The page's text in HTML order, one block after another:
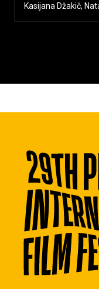
Kasijana Džakič,